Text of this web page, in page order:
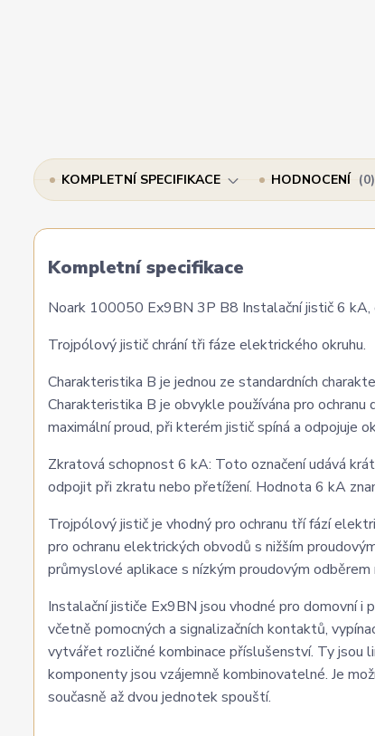
KOMPLETNÍ SPECIFIKACE HODNOCENÍ 0
Kompletní specifikace
Noark 100050 Ex9BN 3P B8 Instalační jistič 6
Trojpólový jistič chrání tři fáze elektrického okruhu.
Charakteristika B je jednou ze standardních
Charakteristika B je obvykle používána pro
maximální proud, při kterém jistič spíná a odpojuje
Zkratová schopnost 6 kA: Toto označení udává
odpojit při zkratu nebo přetížení. Hodnota 6 kA
Trojpólový jistič je vhodný pro ochranu tří fází
pro ochranu elektrických obvodů s nižším
průmyslové aplikace s nízkým proudovým odběrem
Instalační jističe Ex9BN jsou vhodné pro domovní
včetně pomocných a signalizačních kontaktů,
vytvářet rozličné kombinace příslušenství. Ty jsou
komponenty jsou vzájemně kombinovatelné. Je
současně až dvou jednotek spouští.